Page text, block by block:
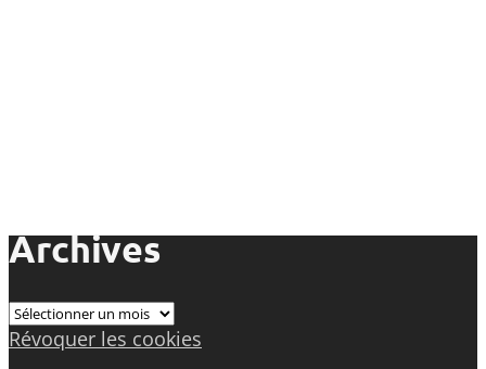
Archives
Archives
Révoquer les cookies